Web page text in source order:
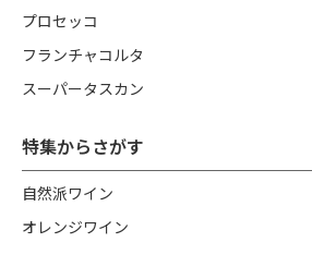
プロセッコ
フランチャコルタ
スーパータスカン
特集からさがす
自然派ワイン
オレンジワイン